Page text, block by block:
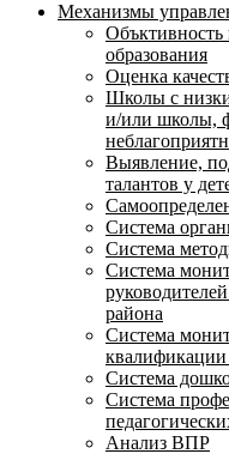
Механизмы
Объктивность
образования
Оценка
Школы с
и/или школы,
Выявление,
талантов у
Система
Система
Система
района
Система
квалификации
Система
Система
Анализ ВПР